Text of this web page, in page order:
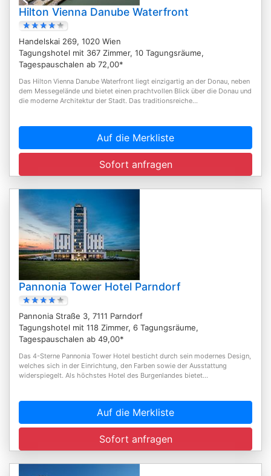
Hilton Vienna Danube Waterfront
Handelskai 269, 1020 Wien
Tagungshotel mit 367 Zimmer, 10 Tagungsräume,
Tagespauschalen ab 72,00*
Das Hilton Vienna Danube Waterfront liegt einzigartig an der Donau, neben
dem Messegelände und bietet einen prachtvollen Blick über die Donau und
die moderne Architektur der Stadt. Das traditionsreiche...
Auf die Merkliste
Sofort anfragen
Pannonia Tower Hotel Parndorf
Pannonia Straße 3, 7111 Parndorf
Tagungshotel mit 118 Zimmer, 6 Tagungsräume,
Tagespauschalen ab 49,00*
Das 4-Sterne Pannonia Tower Hotel besticht durch sein modernes Design,
welches sich in der Einrichtung, den Farben sowie der Ausstattung
widerspiegelt. Als höchstes Hotel des Burgenlandes bietet...
Auf die Merkliste
Sofort anfragen